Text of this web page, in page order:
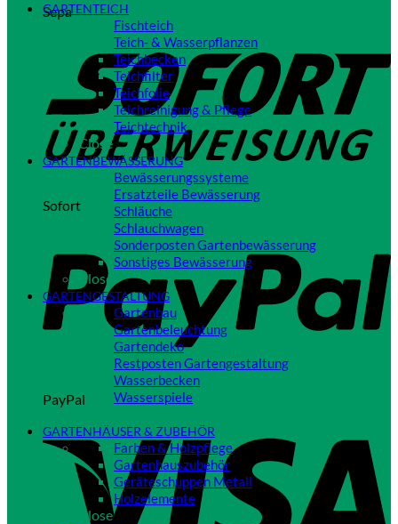
Sepa
Sofort
PayPal
GARTENTEICH
Fischteich
Teich- & Wasserpflanzen
Teichbecken
Teichfilter
Teichfolie
Teichreinigung & Pflege
Teichtechnik
Close
GARTENBEWÄSSERUNG
Bewässerungssysteme
Ersatzteile Bewässerung
Schläuche
Schlauchwagen
Sonderposten Gartenbewässerung
Sonstiges Bewässerung
Close
GARTENGESTALTUNG
Gartenbau
Gartenbeleuchtung
Gartendeko
Restposten Gartengestaltung
Wasserbecken
Wasserspiele
GARTENHÄUSER & ZUBEHÖR
Farben & Holzpflege
Gartenhauszubehör
Geräteschuppen Metall
Holzelemente
Close